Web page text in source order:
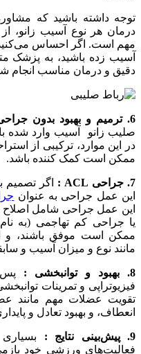
توجه داشته باشید که
درمان هر نوع آسیب زانو،
مهم است. اگر احساس
آسیب زده باشید، به پزشک
دقیق و درمان مناسب انجام
6. ترمیم و بهبود بدون جراحی :
صلیب زانو آسیب وارد شده
در این موارد، ترکیبی از
ممکن است کمک کننده باشد.
7. جراحی ACL :
این عمل جراحی به عنوان
این عمل جراحی شامل اصلاح
یا جراحی کم تهاجمی (به
ممکن است موفق باشند، و
مانند نوع و میزان آسیب و
8. بهبود و توانبخشی :
پس
فیزیوتراپی و تمرینات
تقویت عضلات مهم مانند
انعطاف، و بهبود تعادل و
9. پیش‌بینی نتایج :
فعالیت‌های ورزشی خود